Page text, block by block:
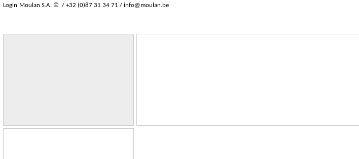
Login Moulan S.A. © / +32 (0)87 31 34 71 / info@moulan.be